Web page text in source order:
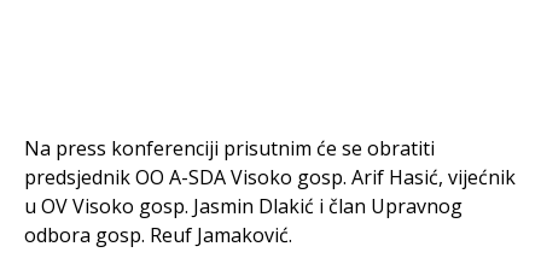
Na press konferenciji prisutnim će se obratiti
predsjednik OO A-SDA Visoko gosp. Arif Hasić, vijećnik
u OV Visoko gosp. Jasmin Dlakić i član Upravnog
odbora gosp. Reuf Jamaković.